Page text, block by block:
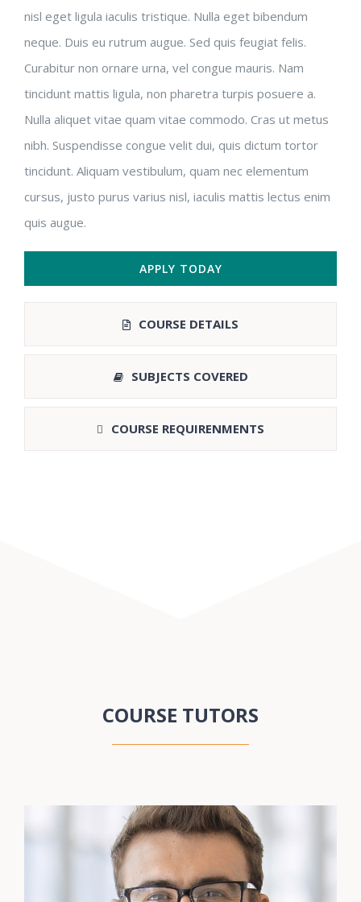
nisl eget ligula iaculis tristique. Nulla eget bibendum
neque. Duis eu rutrum augue. Sed quis feugiat felis.
Curabitur non ornare urna, vel congue mauris. Nam
tincidunt mattis ligula, non pharetra turpis posuere a.
Nulla aliquet vitae quam vitae commodo. Cras ut metus
nibh. Suspendisse congue velit dui, quis dictum tortor
tincidunt. Aliquam vestibulum, quam nec elementum
cursus, justo purus varius nisl, iaculis mattis lectus enim
quis augue.
APPLY TODAY
COURSE DETAILS
SUBJECTS COVERED
COURSE REQUIRENMENTS
COURSE TUTORS